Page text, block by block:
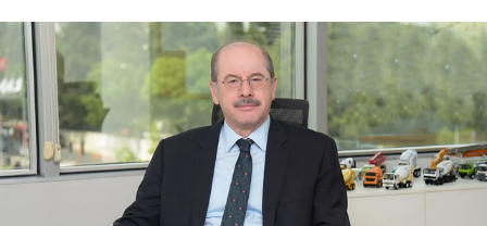
Gayrimenkul
Spor